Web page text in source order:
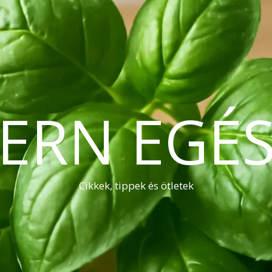
Cikkek, tippek és ötletek